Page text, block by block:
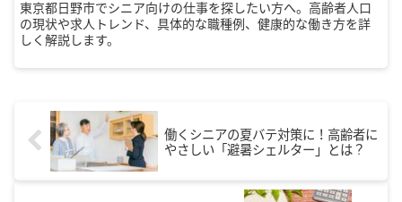
東京都日野市でシニア向けの仕事を探したい方へ。高齢者人口
の現状や求人トレンド、具体的な職種例、健康的な働き方を詳
しく解説します。
働くシニアの夏バテ対策に！高齢者に
やさしい「避暑シェルター」とは？